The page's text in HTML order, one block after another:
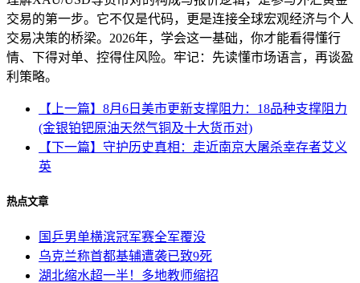
交易的第一步。它不仅是代码，更是连接全球宏观经济与个人
交易决策的桥梁。2026年，学会这一基础，你才能看得懂行
情、下得对单、控得住风险。牢记：先读懂市场语言，再谈盈
利策略。
【上一篇】8月6日美市更新支撑阻力：18品种支撑阻力
(金银铂钯原油天然气铜及十大货币对)
【下一篇】守护历史真相：走近南京大屠杀幸存者艾义
英
热点文章
国乒男单横滨冠军赛全军覆没
乌克兰称首都基辅遭袭已致9死
湖北缩水超一半！多地教师缩招